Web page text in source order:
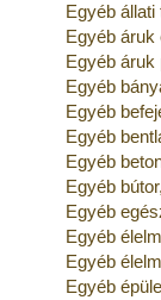
Egyéb
Egyéb áruk
Egyéb áruk
Egyéb
Egyéb
Egyéb
Egyéb
Egyéb
Egyéb
Egyéb
Egyéb
Egyéb